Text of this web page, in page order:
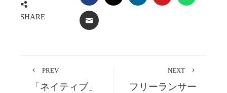
SHARE EMAIL
PREV
「ネイティブ」
NEXT
フリーランサー